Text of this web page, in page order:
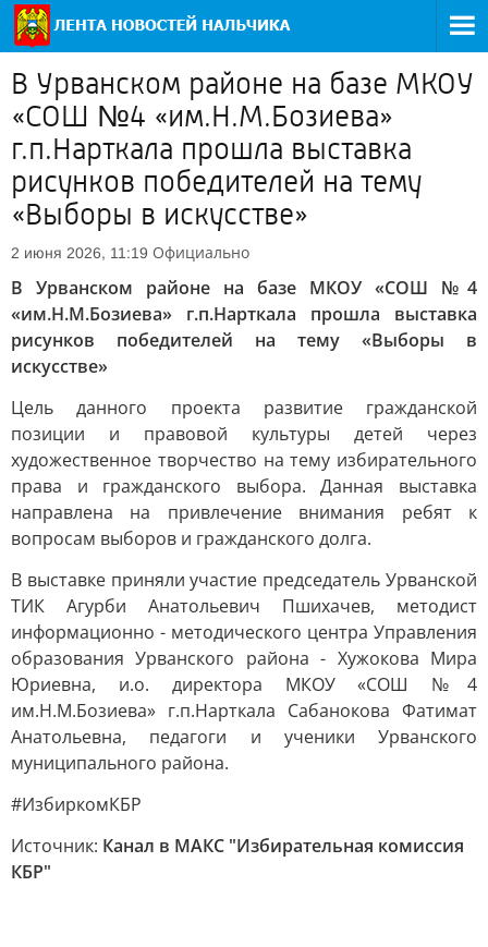
В Урванском районе на базе МКОУ
«СОШ №4 «им.Н.М.Бозиева»
г.п.Нарткала прошла выставка
рисунков победителей на тему
«Выборы в искусстве»
2 июня 2026, 11:19 Официально
В Урванском районе на базе МКОУ «СОШ №4
«им.Н.М.Бозиева» г.п.Нарткала прошла выставка
рисунков победителей на тему «Выборы в
искусстве»
Цель данного проекта развитие гражданской
позиции и правовой культуры детей через
художественное творчество на тему избирательного
права и гражданского выбора. Данная выставка
направлена на привлечение внимания ребят к
вопросам выборов и гражданского долга.
В выставке приняли участие председатель Урванской
ТИК Агурби Анатольевич Пшихачев, методист
информационно - методического центра Управления
образования Урванского района - Хужокова Мира
Юриевна, и.о. директора МКОУ «СОШ №4
им.Н.М.Бозиева» г.п.Нарткала Сабанокова Фатимат
Анатольевна, педагоги и ученики Урванского
муниципального района.
#ИзбиркомКБР
Источник: Канал в МАКС "Избирательная комиссия
КБР"